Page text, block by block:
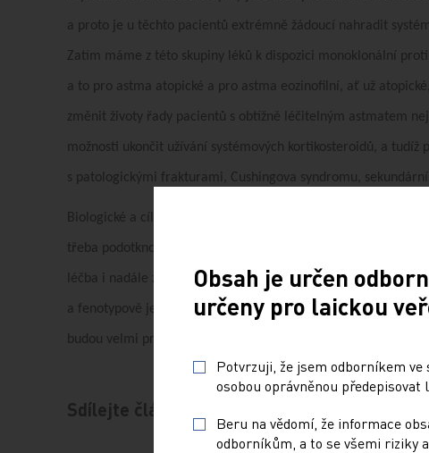
a proto je u těchto pacientů extrémně žádoucí nahradit
Zatím máme z této skupiny léků k dispozici monoklonální
a to pro astma atopické a pro astma eozinofilní, ať už
změnit životy řady pacientů s obtížně léčitelným astmatem
možnosti ukončit užívání systémových kortikosteroidů, a
s patologickými frakturami, Cushingova syndromu,
Biologické a cílené léky posunuly léčbu alergických
třeba podotknout, že správná diagnostika včetně diagnostiky
léčba i nadále zůstávají základem péče o pacienty s těžkým
a fenotypově ještě více diverzifikovaná než astma, zatím
budou velmi pravděpodobně též fenotypově specifická.
Sdílejte článek
Obsah je určen
určeny pro laickou
Potvrzuji, že jsem odborníkem ve
osobou oprávněnou předepisovat
Beru na vědomí, že informace
odborníkům, a to se všemi riziky